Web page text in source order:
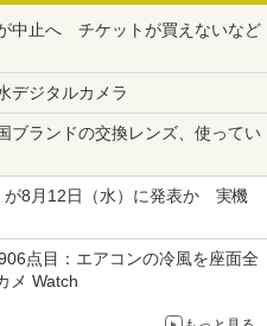
中止へ チケットが買えないなど
デジタルカメラ
ブランドの交換レンズ、使ってい
が8月12日（水）に発表か 実機
点目：エアコンの冷風を座面全
メ Watch